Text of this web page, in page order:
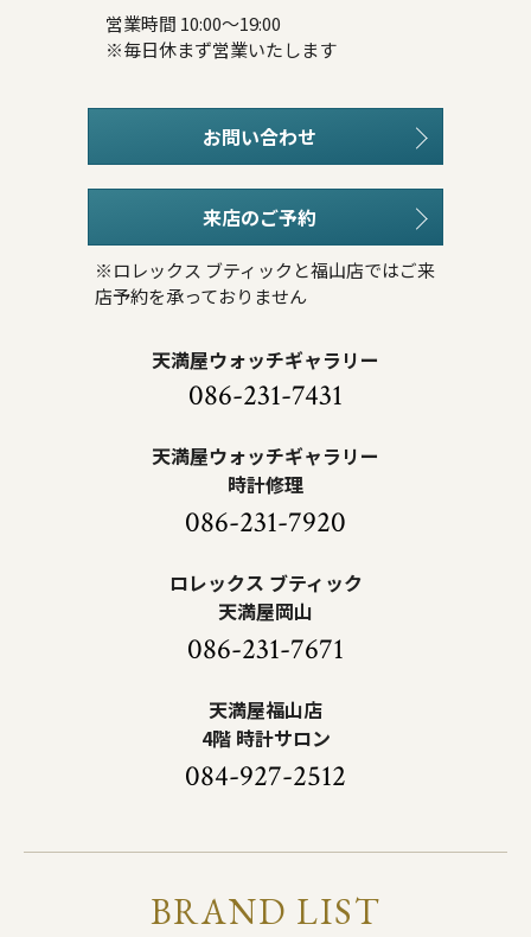
営業時間 10:00～19:00
※毎日休まず営業いたします
お問い合わせ
来店のご予約
※ロレックス ブティックと福山店ではご来
店予約を承っておりません
天満屋ウォッチギャラリー
086-231-7431
天満屋ウォッチギャラリー
時計修理
086-231-7920
ロレックス ブティック
天満屋岡山
086-231-7671
天満屋福山店
4階 時計サロン
084-927-2512
BRAND LIST